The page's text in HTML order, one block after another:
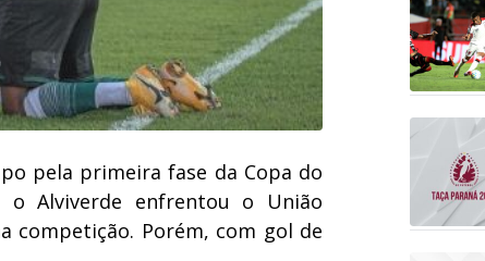
pela primeira fase da Copa do
o Alviverde enfrentou o União
competição. Porém, com gol de